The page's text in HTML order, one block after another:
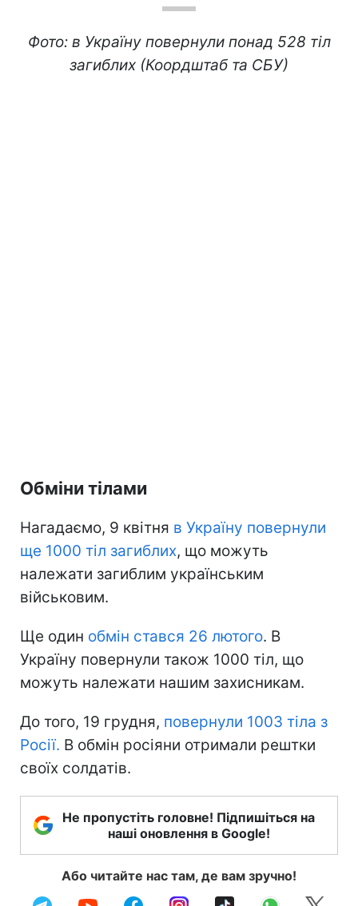
Фото: в Україну повернули понад 528 тіл
загиблих (Коордштаб та СБУ)
Обміни тілами
Нагадаємо, 9 квітня в Україну повернули
ще 1000 тіл загиблих, що можуть
належати загиблим українським
військовим.
Ще один обмін стався 26 лютого. В
Україну повернули також 1000 тіл, що
можуть належати нашим захисникам.
До того, 19 грудня, повернули 1003 тіла з
Росії. В обмін росіяни отримали рештки
своїх солдатів.
Не пропустіть головне! Підпишіться на
наші оновлення в Google!
Або читайте нас там, де вам зручно!